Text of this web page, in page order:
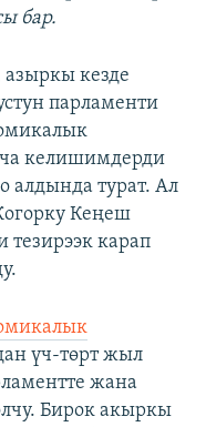
бар.
кезде
парламенти
келишимдерди
алдында турат. Ал
Кеңеш
карап
үч-төрт жыл
жана
Бирок акыркы